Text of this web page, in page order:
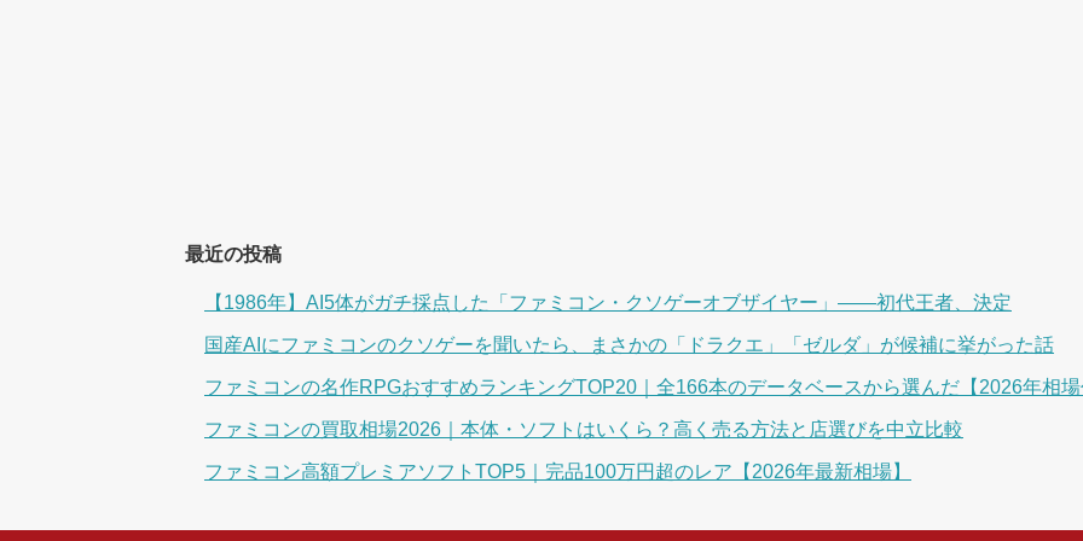
最近の投稿
【1986年】AI5体がガチ採点した「ファミコン・クソゲーオブザイヤー」――初代王者、決定
国産AIにファミコンのクソゲーを聞いたら、まさかの「ドラクエ」「ゼルダ」が候補に挙がった話
ファミコンの名作RPGおすすめランキングTOP20｜全166本のデータベースから選んだ【2026年相
ファミコンの買取相場2026｜本体・ソフトはいくら？高く売る方法と店選びを中立比較
ファミコン高額プレミアソフトTOP5｜完品100万円超のレア【2026年最新相場】